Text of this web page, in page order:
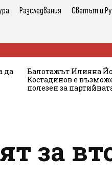
Разследвания Светът и
да
Балотажът Илияна
Костадинов е
полезен за
за